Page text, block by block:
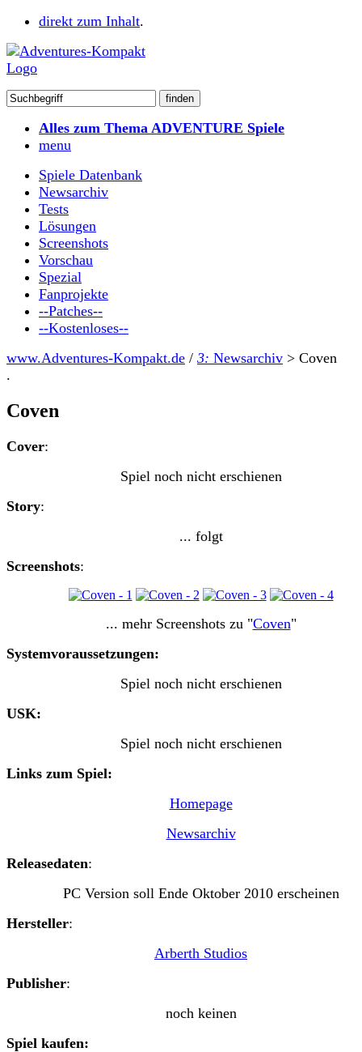
direkt zum Inhalt.
Alles zum Thema ADVENTURE Spiele
menu
Spiele Datenbank
Newsarchiv
Tests
Lösungen
Screenshots
Vorschau
Spezial
Fanprojekte
--Patches--
--Kostenloses--
www.Adventures-Kompakt.de / 3: Newsarchiv > Coven
.
Coven
Cover:
Spiel noch nicht erschienen
Story:
... folgt
Screenshots:
... mehr Screenshots zu "Coven"
Systemvoraussetzungen:
Spiel noch nicht erschienen
USK:
Spiel noch nicht erschienen
Links zum Spiel:
Homepage
Newsarchiv
Releasedaten:
PC Version soll Ende Oktober 2010 erscheinen
Hersteller:
Arberth Studios
Publisher:
noch keinen
Spiel kaufen: